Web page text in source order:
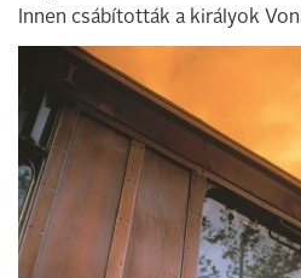
Innen csábították a királyok